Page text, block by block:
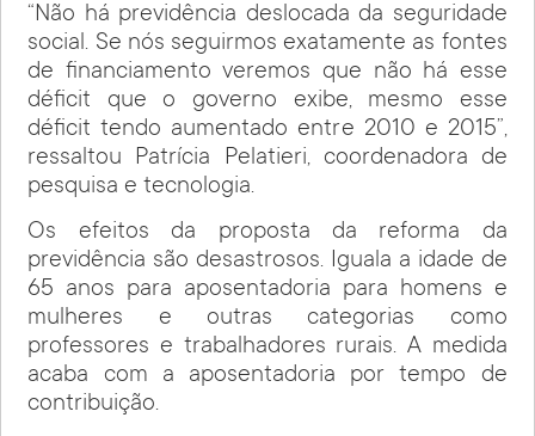
“Não há previdência deslocada da seguridade
social. Se nós seguirmos exatamente as fontes
de financiamento veremos que não há esse
déficit que o governo exibe, mesmo esse
déficit tendo aumentado entre 2010 e 2015”,
ressaltou Patrícia Pelatieri, coordenadora de
pesquisa e tecnologia.
Os efeitos da proposta da reforma da
previdência são desastrosos. Iguala a idade de
65 anos para aposentadoria para homens e
mulheres e outras categorias como
professores e trabalhadores rurais. A medida
acaba com a aposentadoria por tempo de
contribuição.